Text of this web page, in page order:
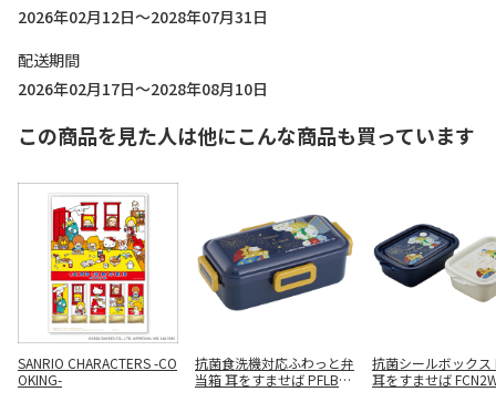
2026年02月12日～2028年07月31日
配送期間
2026年02月17日～2028年08月10日
この商品を見た人は他にこんな商品も買っています
SANRIO CHARACTERS -CO
OKING-
抗菌食洗機対応ふわっと弁
当箱 耳をすませば PFLB6A
抗菌シールボックス
耳をすませば